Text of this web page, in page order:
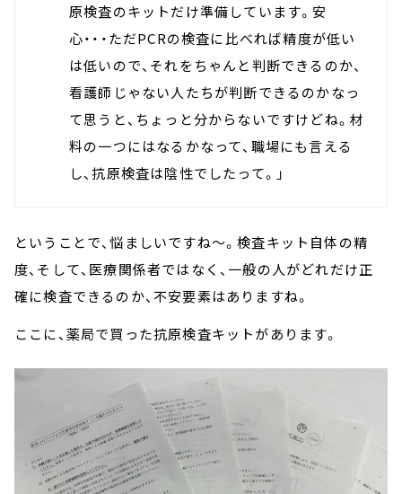
原検査のキットだけ準備しています。安
心・・・ただPCRの検査に比べれば精度が低い
は低いので、それをちゃんと判断できるのか、
看護師じゃない人たちが判断できるのかなっ
て思うと、ちょっと分からないですけどね。材
料の一つにはなるかなって、職場にも言える
し、抗原検査は陰性でしたって。」
ということで、悩ましいですね～。検査キット自体の精
度、そして、医療関係者ではなく、一般の人がどれだけ正
確に検査できるのか、不安要素はありますね。
ここに、薬局で買った抗原検査キットがあります。